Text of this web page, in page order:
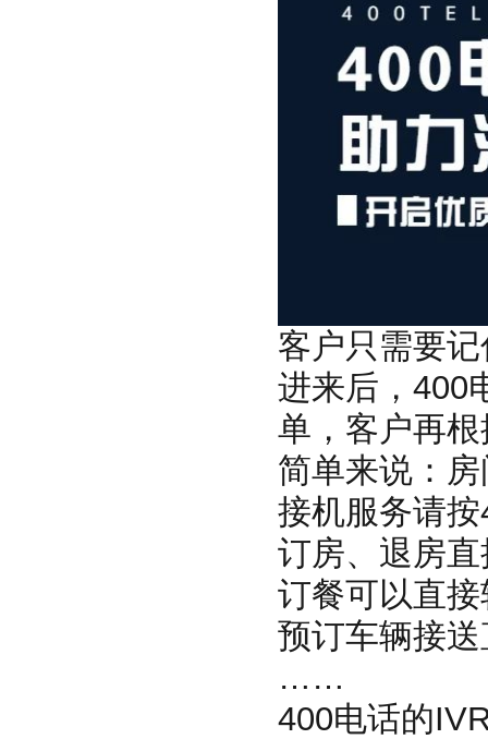
客户只需要
进来后，400
单，客户再
简单来说：
接机服务请
订房、退房
订餐可以直
预订车辆接
……
400电话的